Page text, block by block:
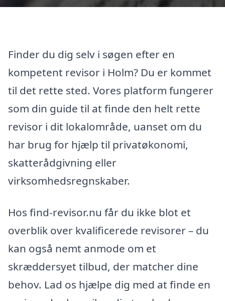
Finder du dig selv i søgen efter en
kompetent revisor i Holm? Du er kommet
til det rette sted. Vores platform fungerer
som din guide til at finde den helt rette
revisor i dit lokalområde, uanset om du
har brug for hjælp til privatøkonomi,
skatterådgivning eller
virksomhedsregnskaber.
Hos find-revisor.nu får du ikke blot et
overblik over kvalificerede revisorer – du
kan også nemt anmode om et
skræddersyet tilbud, der matcher dine
behov. Lad os hjælpe dig med at finde en